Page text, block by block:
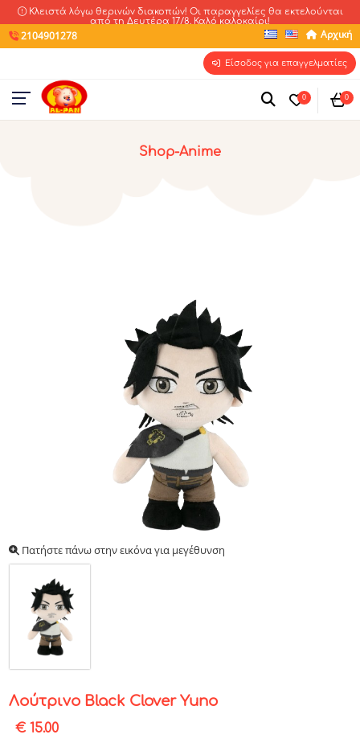
Κλειστά λόγω θερινών διακοπών! Οι παραγγελίες θα εκτελούνται
από τη Δευτέρα 17/8. Καλό καλοκαίρι!
Είσοδος για επαγγελματίες
2104901278 Αρχική
0 0
Shop-Anime
Πατήστε πάνω στην εικόνα για μεγέθυνση
Λούτρινο Black Clover Yuno
€ 15.00